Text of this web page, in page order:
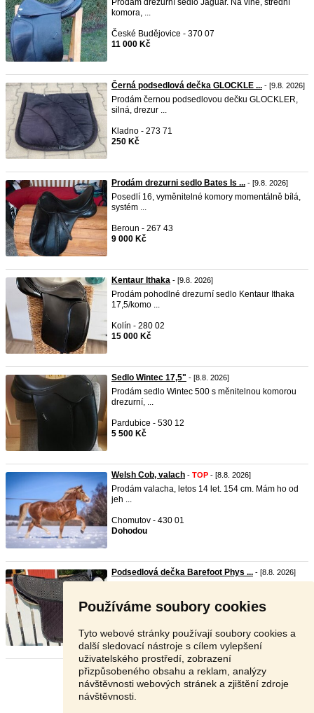
Používáme soubory cookies
Tyto webové stránky používají soubory cookies a
další sledovací nástroje s cílem vylepšení
uživatelského prostředí, zobrazení
přizpůsobeného obsahu a reklam, analýzy
návštěvnosti webových stránek a zjištění zdroje
návštěvnosti.
Prodám drezurní sedlo Jaguar. Na vlně, střední
komora, ...
České Budějovice - 370 07
11 000 Kč
Černá podsedlová dečka GLOCKLE ... - [9.8. 2026]
Prodám černou podsedlovou dečku GLOCKLER,
silná, drezur ...
Kladno - 273 71
250 Kč
Prodám drezurni sedlo Bates Is ... - [9.8. 2026]
Posedlí 16, vyměnitelné komory momentálně bílá,
systém ...
Beroun - 267 43
9 000 Kč
Kentaur Ithaka - [9.8. 2026]
Prodám pohodlné drezurní sedlo Kentaur Ithaka
17,5/komo ...
Kolín - 280 02
15 000 Kč
Sedlo Wintec 17,5" - [8.8. 2026]
Prodám sedlo Wintec 500 s měnitelnou komorou
drezurní, ...
Pardubice - 530 12
5 500 Kč
Welsh Cob, valach - TOP - [8.8. 2026]
Prodám valacha, letos 14 let. 154 cm. Mám ho od
jeh ...
Chomutov - 430 01
Dohodou
Podsedlová dečka Barefoot Phys ... - [8.8. 2026]
2 200 Kč
Stránka: 1 2 3 Další